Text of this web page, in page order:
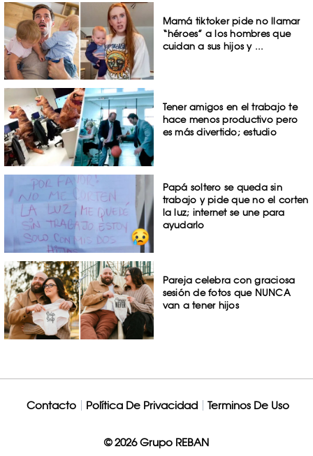
Mamá tiktoker pide no llamar
“héroes” a los hombres que
cuidan a sus hijos y ...
Tener amigos en el trabajo te
hace menos productivo pero
es más divertido; estudio
Papá soltero se queda sin
trabajo y pide que no el corten
la luz; internet se une para
ayudarlo
Pareja celebra con graciosa
sesión de fotos que NUNCA
van a tener hijos
Contacto Política De Privacidad Terminos De Uso
© 2026 Grupo REBAN